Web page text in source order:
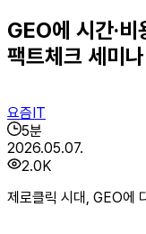
GEO에 시간·
팩트체크 세미나
요즘IT
5분
2026.05.07.
2.0K
제로클릭 시대, GEO에